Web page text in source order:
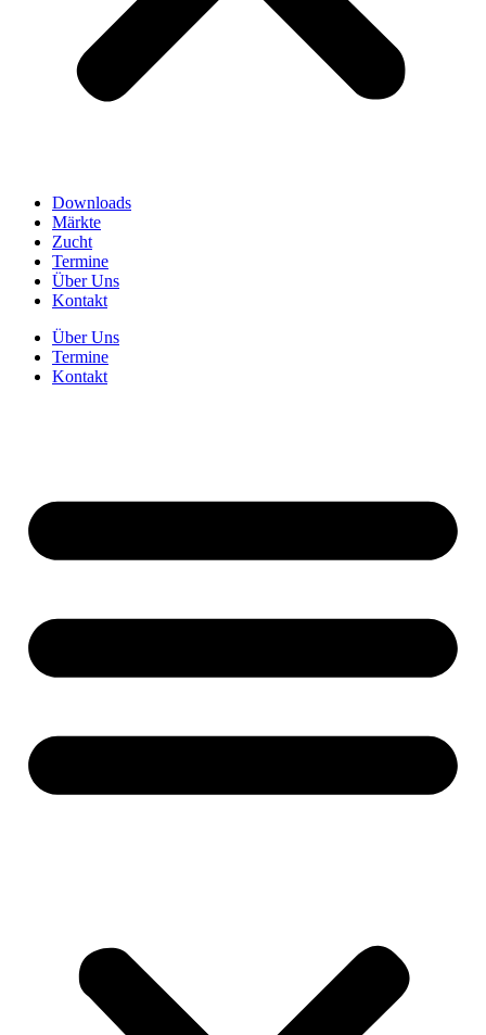
Downloads
Märkte
Zucht
Termine
Über Uns
Kontakt
Über Uns
Termine
Kontakt